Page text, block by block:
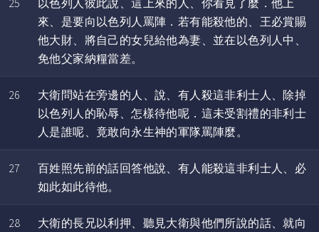
25
以色列人彼此說、這上來的人、你看見了麼．他上
來、是要向以色列人罵陣．若有能殺他的、王必賞賜
他大財、將自己的女兒給他為妻、並在以色列人中、
免他父家納糧當差。
26
大衛問站在旁邊的人、說、有人殺這非利士人、除掉
以色列人的恥辱、怎樣待他呢．這未受割禮的非利士
人是誰呢、竟敢向永生神的軍隊罵陣麼。
27
百姓照先前的話回答他說、有人能殺這非利士人、必
如此如此待他。
28 大衛的長兄以利押、聽見大衛與他們所說的話、就向